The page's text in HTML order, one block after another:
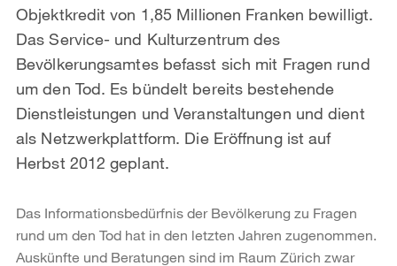
Objektkredit von 1,85 Millionen Franken bewilligt.
Das Service- und Kulturzentrum des
Bevölkerungsamtes befasst sich mit Fragen rund
um den Tod. Es bündelt bereits bestehende
Dienstleistungen und Veranstaltungen und dient
als Netzwerkplattform. Die Eröffnung ist auf
Herbst 2012 geplant.
Das Informationsbedürfnis der Bevölkerung zu Fragen
rund um den Tod hat in den letzten Jahren zugenommen.
Auskünfte und Beratungen sind im Raum Zürich zwar